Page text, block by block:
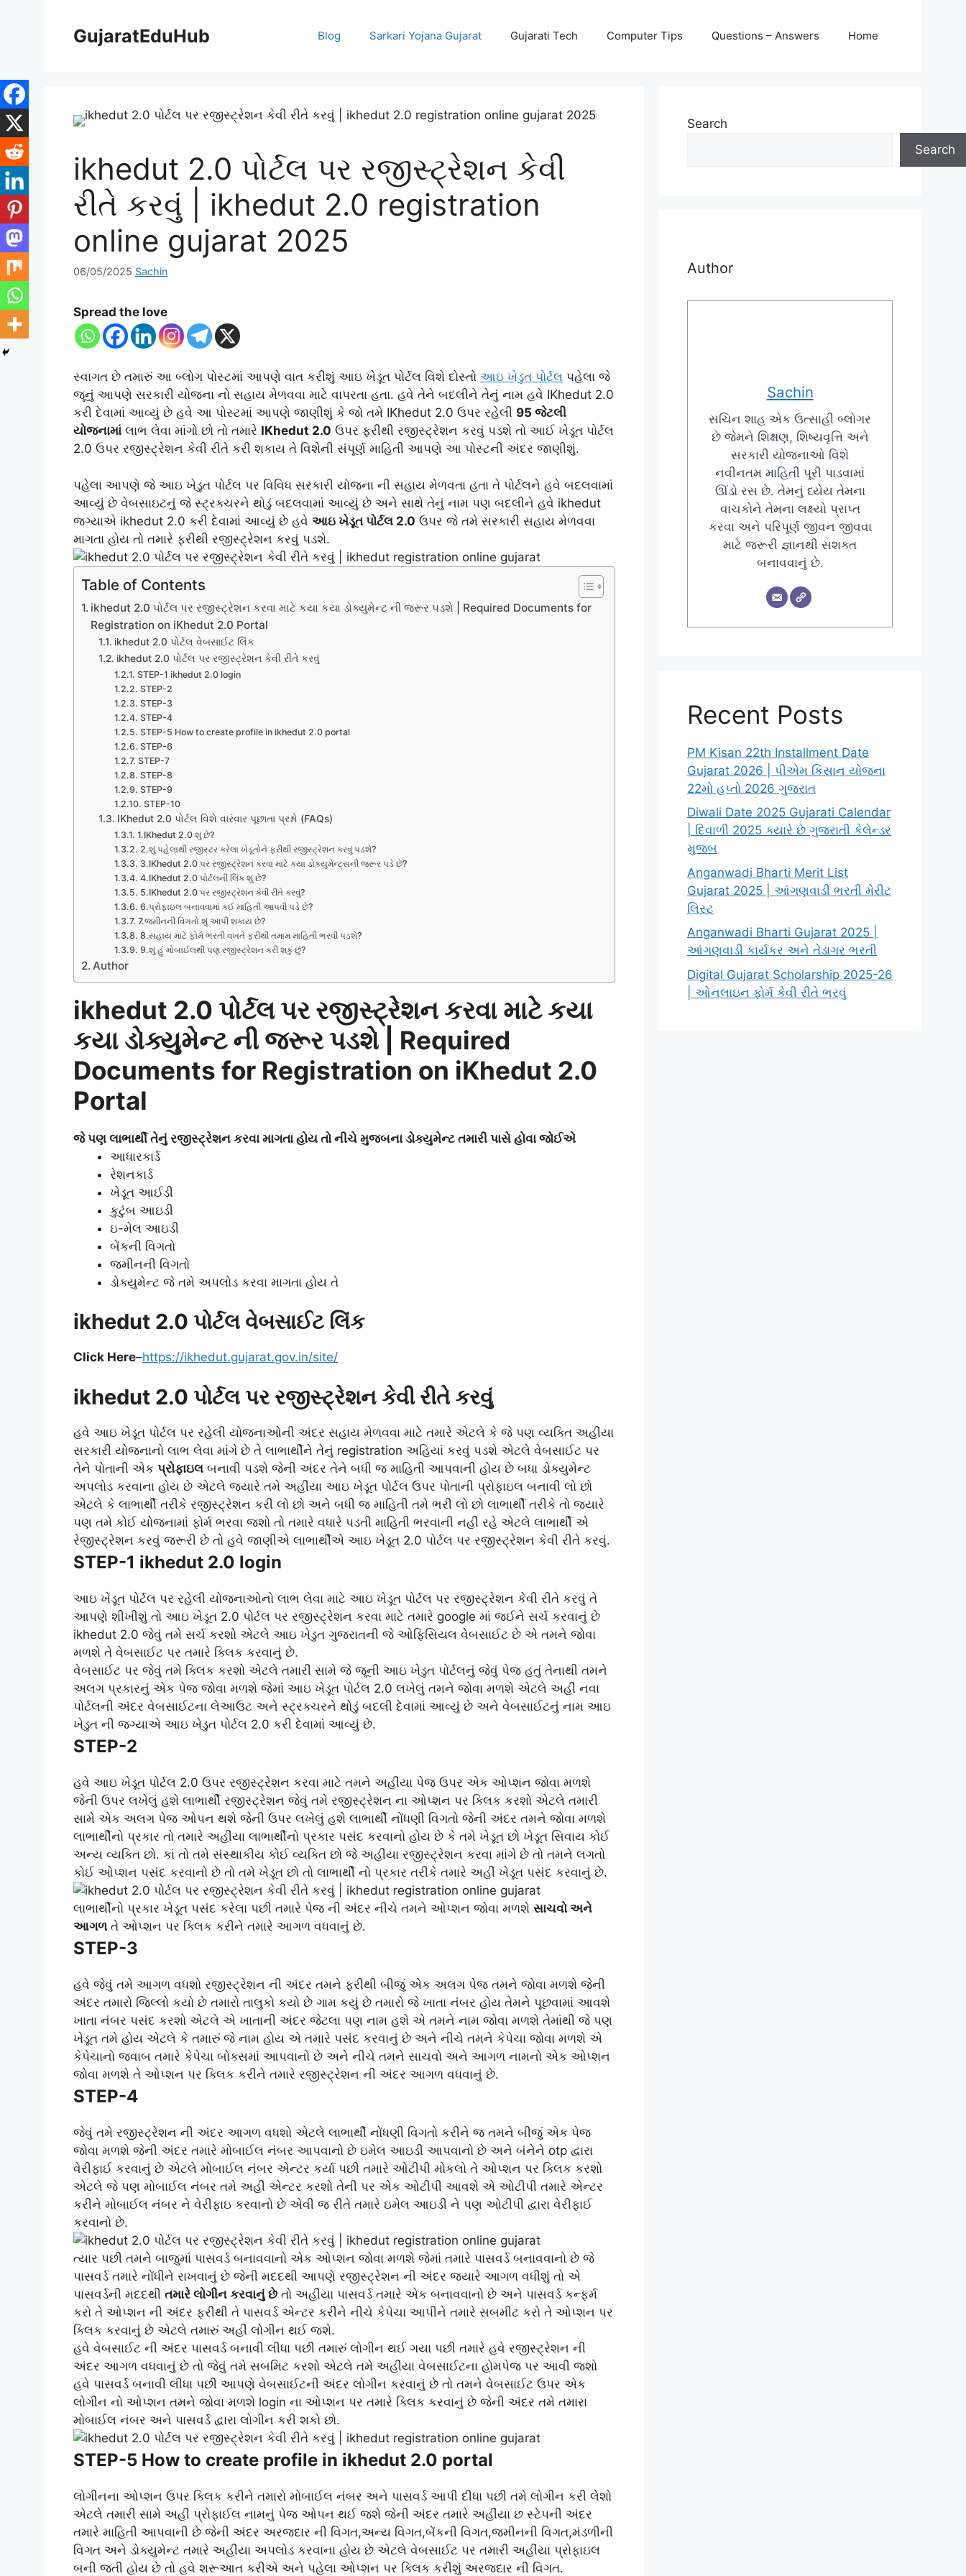
GujaratEduHub Blog Sarkari Yojana Gujarat Gujarati Tech Computer Tips Questions – Answers Home
ikhedut 2.0 પોર્ટલ પર રજીસ્ટ્રેશન કેવી
રીતે કરવું | ikhedut 2.0 registration
online gujarat 2025
06/05/2025 Sachin
Spread the love
સ્વાગત છે તમારું આ બ્લોગ પોસ્ટમાં આપણે વાત કરીશું આઇ ખેડૂત પોર્ટલ વિશે દોસ્તો આઇ ખેડુત પોર્ટલ પહેલા જે
જૂનું આપણે સરકારી યોજના નો સહાય મેળવવા માટે વાપરતા હતા. હવે તેને બદલીને તેનું નામ હવે IKhedut 2.0
કરી દેવામાં આવ્યું છે હવે આ પોસ્ટમાં આપણે જાણીશું કે જો તમે IKhedut 2.0 ઉપર રહેલી 95 જેટલી
યોજનામાંલાભ લેવા માંગો છો તો તમારે IKhedut 2.0 ઉપર ફરીથી રજીસ્ટ્રેશન કરવું પડશે તો આઈ ખેડૂત પોર્ટલ
2.0 ઉપર રજીસ્ટ્રેશન કેવી રીતે કરી શકાય તે વિશેની સંપૂર્ણ માહિતી આપણે આ પોસ્ટની અંદર જાણીશું.
પહેલા આપણે જે આઇ ખેડુત પોર્ટલ પર વિવિધ સરકારી યોજના ની સહાય મેળવતા હતા તે પોર્ટલને હવે બદલવામાં
આવ્યું છે વેબસાઇટનું જે સ્ટ્રક્ચરને થોડું બદલવામાં આવ્યું છે અને સાથે તેનું નામ પણ બદલીને હવે ikhedut
જગ્યાએ ikhedut 2.0 કરી દેવામાં આવ્યું છે હવે આઇ ખેડૂત પોર્ટલ 2.0 ઉપર જે તમે સરકારી સહાય મેળવવા
માગતા હોય તો તમારે ફરીથી રજીસ્ટ્રેશન કરવું પડશે.
Table of Contents
ikhedut 2.0 પોર્ટલ પર રજીસ્ટ્રેશન કરવા માટે કયા કયા ડોક્યુમેન્ટ ની જરૂર પડશે | Required Documents for
Registration on iKhedut 2.0 Portal
ikhedut 2.0 પોર્ટલ વેબસાઈટ લિંક
ikhedut 2.0 પોર્ટલ પર રજીસ્ટ્રેશન કેવી રીતે કરવું
STEP-1 ikhedut 2.0 login
STEP-2
STEP-3
STEP-4
STEP-5 How to create profile in ikhedut 2.0 portal
STEP-6
STEP-7
STEP-8
STEP-9
STEP-10
IKhedut 2.0 પોર્ટલ વિશે વારંવાર પૂછાતા પ્રશ્નો (FAQs)
1.IKhedut 2.0 શું છે?
2.શું પહેલાથી રજીસ્ટર કરેલા ખેડૂતોને ફરીથી રજીસ્ટ્રેશન કરવું પડશે?
3.IKhedut 2.0 પર રજીસ્ટ્રેશન કરવા માટે કયા ડોક્યુમેન્ટ્સની જરૂર પડે છે?
4.IKhedut 2.0 પોર્ટલની લિંક શું છે?
5.IKhedut 2.0 પર રજીસ્ટ્રેશન કેવી રીતે કરવું?
6.પ્રોફાઇલ બનાવવામાં કઈ માહિતી આપવી પડે છે?
7.જમીનની વિગતો શું આપી શકાય છે?
8.સહાય માટે ફોર્મ ભરતી વખતે ફરીથી તમામ માહિતી ભરવી પડશે?
9.શું હું મોબાઈલથી પણ રજીસ્ટ્રેશન કરી શકું છું?
Author
ikhedut 2.0 પોર્ટલ પર રજીસ્ટ્રેશન કરવા માટે કયા
કયા ડોક્યુમેન્ટ ની જરૂર પડશે | Required
Documents for Registration on iKhedut 2.0
Portal
જે પણ લાભાર્થી તેનું રજીસ્ટ્રેશન કરવા માગતા હોય તો નીચે મુજબના ડોક્યુમેન્ટ તમારી પાસે હોવા જોઈએ
આધારકાર્ડ
રેશનકાર્ડ
ખેડૂત આઈડી
કુટુંબ આઇડી
ઇ-મેલ આઇડી
બેંકની વિગતો
જમીનની વિગતો
ડોક્યુમેન્ટ જે તમે અપલોડ કરવા માગતા હોય તે
ikhedut 2.0 પોર્ટલ વેબસાઈટ લિંક
Click Here–https://ikhedut.gujarat.gov.in/site/
ikhedut 2.0 પોર્ટલ પર રજીસ્ટ્રેશન કેવી રીતે કરવું
હવે આઇ ખેડૂત પોર્ટલ પર રહેલી યોજનાઓની અંદર સહાય મેળવવા માટે તમારે એટલે કે જે પણ વ્યક્તિ અહીંયા
સરકારી યોજનાનો લાભ લેવા માંગે છે તે લાભાર્થીને તેનું registration અહિયાં કરવું પડશે એટલે વેબસાઈટ પર
તેને પોતાની એક પ્રોફાઇલ બનાવી પડશે જેની અંદર તેને બધી જ માહિતી આપવાની હોય છે બધા ડોક્યુમેન્ટ
અપલોડ કરવાના હોય છે એટલે જ્યારે તમે અહીંયા આઇ ખેડૂત પોર્ટલ ઉપર પોતાની પ્રોફાઇલ બનાવી લો છો
એટલે કે લાભાર્થી તરીકે રજીસ્ટ્રેશન કરી લો છો અને બધી જ માહિતી તમે ભરી લો છો લાભાર્થી તરીકે તો જ્યારે
પણ તમે કોઈ યોજનામાં ફોર્મ ભરવા જશો તો તમારે વધારે પડતી માહિતી ભરવાની નહીં રહે એટલે લાભાર્થી એ
રેજીસ્ટ્રેશન કરવું જરૂરી છે તો હવે જાણીએ લાભાર્થીએ આઇ ખેડૂત 2.0 પોર્ટલ પર રજીસ્ટ્રેશન કેવી રીતે કરવું.
STEP-1 ikhedut 2.0 login
આઇ ખેડૂત પોર્ટલ પર રહેલી યોજનાઓનો લાભ લેવા માટે આઇ ખેડૂત પોર્ટલ પર રજીસ્ટ્રેશન કેવી રીતે કરવું તે
આપણે શીખીશું તો આઇ ખેડૂત 2.0 પોર્ટલ પર રજીસ્ટ્રેશન કરવા માટે તમારે google માં જઈને સર્ચ કરવાનું છે
ikhedut 2.0 જેવું તમે સર્ચ કરશો એટલે આઇ ખેડુત ગુજરાતની જે ઓફિસિયલ વેબસાઈટ છે એ તમને જોવા
મળશે તે વેબસાઈટ પર તમારે ક્લિક કરવાનું છે.
વેબસાઈટ પર જેવું તમે ક્લિક કરશો એટલે તમારી સામે જે જૂની આઇ ખેડુત પોર્ટલનું જેવું પેજ હતું તેનાથી તમને
અલગ પ્રકારનું એક પેજ જોવા મળશે જેમાં આઇ ખેડૂત પોર્ટલ 2.0 લખેલું તમને જોવા મળશે એટલે અહીં નવા
પોર્ટલની અંદર વેબસાઈટના લેઆઉટ અને સ્ટ્રક્ચરને થોડું બદલી દેવામાં આવ્યું છે અને વેબસાઈટનું નામ આઇ
ખેડુત ની જગ્યાએ આઇ ખેડુત પોર્ટલ 2.0 કરી દેવામાં આવ્યું છે.
STEP-2
હવે આઇ ખેડૂત પોર્ટલ 2.0 ઉપર રજીસ્ટ્રેશન કરવા માટે તમને અહીંયા પેજ ઉપર એક ઓપ્શન જોવા મળશે
જેની ઉપર લખેલું હશે લાભાર્થી રજીસ્ટ્રેશન જેવું તમે રજીસ્ટ્રેશન ના ઓપ્શન પર ક્લિક કરશો એટલે તમારી
સામે એક અલગ પેજ ઓપન થશે જેની ઉપર લખેલું હશે લાભાર્થી નોંધણી વિગતો જેની અંદર તમને જોવા મળશે
લાભાર્થીનો પ્રકાર તો તમારે અહીંયા લાભાર્થીનો પ્રકાર પસંદ કરવાનો હોય છે કે તમે ખેડૂત છો ખેડૂત સિવાય કોઈ
અન્ય વ્યક્તિ છો. કાં તો તમે સંસ્થાકીય કોઈ વ્યક્તિ છો જે અહીંયા રજીસ્ટ્રેશન કરવા માંગે છે તો તમને લગતો
કોઈ ઓપ્શન પસંદ કરવાનો છે તો તમે ખેડૂત છો તો લાભાર્થી નો પ્રકાર તરીકે તમારે અહીં ખેડૂત પસંદ કરવાનું છે.
લાભાર્થીનો પ્રકાર ખેડૂત પસંદ કરેલા પછી તમારે પેજ ની અંદર નીચે તમને ઓપ્શન જોવા મળશે સાચવો અને
આગળતે ઓપ્શન પર ક્લિક કરીને તમારે આગળ વધવાનું છે.
STEP-3
હવે જેવું તમે આગળ વધશો રજીસ્ટ્રેશન ની અંદર તમને ફરીથી બીજું એક અલગ પેજ તમને જોવા મળશે જેની
અંદર તમારો જિલ્લો કયો છે તમારો તાલુકો કયો છે ગામ કયું છે તમારો જે ખાતા નંબર હોય તેમને પૂછવામાં આવશે
ખાતા નંબર પસંદ કરશો એટલે એ ખાતાની અંદર જેટલા પણ નામ હશે એ તમને નામ જોવા મળશે તેમાંથી જે પણ
ખેડૂત તમે હોય એટલે કે તમારું જે નામ હોય એ તમારે પસંદ કરવાનું છે અને નીચે તમને કેપેચા જોવા મળશે એ
કેપેચાનો જવાબ તમારે કેપેચા બોક્સમાં આપવાનો છે અને નીચે તમને સાચવો અને આગળ નામનો એક ઓપ્શન
જોવા મળશે તે ઓપ્શન પર ક્લિક કરીને તમારે રજીસ્ટ્રેશન ની અંદર આગળ વધવાનું છે.
STEP-4
જેવું તમે રજીસ્ટ્રેશન ની અંદર આગળ વધશો એટલે લાભાર્થી નોંધણી વિગતો કરીને જ તમને બીજું એક પેજ
જોવા મળશે જેની અંદર તમારે મોબાઈલ નંબર આપવાનો છે ઇમેલ આઇડી આપવાનો છે અને બંનેને otp દ્વારા
વેરીફાઈ કરવાનું છે એટલે મોબાઈલ નંબર એન્ટર કર્યા પછી તમારે ઓટીપી મોકલો તે ઓપ્શન પર ક્લિક કરશો
એટલે જે પણ મોબાઈલ નંબર તમે અહીં એન્ટર કરશો તેની પર એક ઓટીપી આવશે એ ઓટીપી તમારે એન્ટર
કરીને મોબાઈલ નંબર ને વેરીફાઇ કરવાનો છે એવી જ રીતે તમારે ઇમેલ આઇડી ને પણ ઓટીપી દ્વારા વેરીફાઈ
કરવાનો છે.
ત્યાર પછી તમને બાજુમાં પાસવર્ડ બનાવવાનો એક ઓપ્શન જોવા મળશે જેમાં તમારે પાસવર્ડ બનાવવાનો છે જે
પાસવર્ડ તમારે નોંધીને રાખવાનું છે જેની મદદથી આપણે રજીસ્ટ્રેશન ની અંદર જ્યારે આગળ વધીશું તો એ
પાસવર્ડની મદદથી તમારે લોગીન કરવાનું છેતો અહીંયા પાસવર્ડ તમારે એક બનાવવાનો છે અને પાસવર્ડ કન્ફર્મ
કરો તે ઓપ્શન ની અંદર ફરીથી તે પાસવર્ડ એન્ટર કરીને નીચે કેપેચા આપીને તમારે સબમીટ કરો તે ઓપ્શન પર
ક્લિક કરવાનું છે એટલે તમારું અહીં લોગીન થઈ જશે.
હવે વેબસાઈટ ની અંદર પાસવર્ડ બનાવી લીધા પછી તમારું લોગીન થઈ ગયા પછી તમારે હવે રજીસ્ટ્રેશન ની
અંદર આગળ વધવાનું છે તો જેવું તમે સબમિટ કરશો એટલે તમે અહીંયા વેબસાઈટના હોમપેજ પર આવી જશો
હવે પાસવર્ડ બનાવી લીધા પછી આપણે વેબસાઈટની અંદર લોગીન કરવાનું છે તો તમને વેબસાઈટ ઉપર એક
લોગીન નો ઓપ્શન તમને જોવા મળશે login ના ઓપ્શન પર તમારે ક્લિક કરવાનું છે જેની અંદર તમે તમારા
મોબાઈલ નંબર અને પાસવર્ડ દ્વારા લોગીન કરી શકો છો.
STEP-5 How to create profile in ikhedut 2.0 portal
લોગીનના ઓપ્શન ઉપર ક્લિક કરીને તમારો મોબાઈલ નંબર અને પાસવર્ડ આપી દીધા પછી તમે લોગીન કરી લેશો
એટલે તમારી સામે અહીં પ્રોફાઈલ નામનું પેજ ઓપન થઈ જશે જેની અંદર તમારે અહીંયા છ સ્ટેપની અંદર
તમારે માહિતી આપવાની છે જેની અંદર અરજદાર ની વિગત,અન્ય વિગત,બેંકની વિગત,જમીનની વિગત,મંડળીની
વિગત અને ડોક્યુમેન્ટ તમારે અહીંયા અપલોડ કરવાના હોય છે એટલે વેબસાઈટ પર તમારી અહીંયા પ્રોફાઇલ
બની જતી હોય છે તો હવે શરૂઆત કરીએ અને પહેલા ઓપ્શન પર ક્લિક કરીશું અરજદાર ની વિગત.
Search
Search
Author
Sachin
સચિન શાહ એક ઉત્સાહી બ્લોગર
છે જેમને શિક્ષણ, શિષ્યવૃત્તિ અને
સરકારી યોજનાઓ વિશે
નવીનતમ માહિતી પૂરી પાડવામાં
ઊંડો રસ છે. તેમનું ધ્યેય તેમના
વાચકોને તેમના લક્ષ્યો પ્રાપ્ત
કરવા અને પરિપૂર્ણ જીવન જીવવા
માટે જરૂરી જ્ઞાનથી સશક્ત
બનાવવાનું છે.
Recent Posts
PM Kisan 22th Installment Date
Gujarat 2026 | પીએમ કિસાન યોજના
22મો હપ્તો 2026 ગુજરાત
Diwali Date 2025 Gujarati Calendar
| દિવાળી 2025 ક્યારે છે ગુજરાતી કેલેન્ડર
મુજબ
Anganwadi Bharti Merit List
Gujarat 2025 | આંગણવાડી ભરતી મેરીટ
લિસ્ટ
Anganwadi Bharti Gujarat 2025 |
આંગણવાડી કાર્યકર અને તેડાગર ભરતી
Digital Gujarat Scholarship 2025-26
| ઓનલાઇન ફોર્મ કેવી રીતે ભરવું